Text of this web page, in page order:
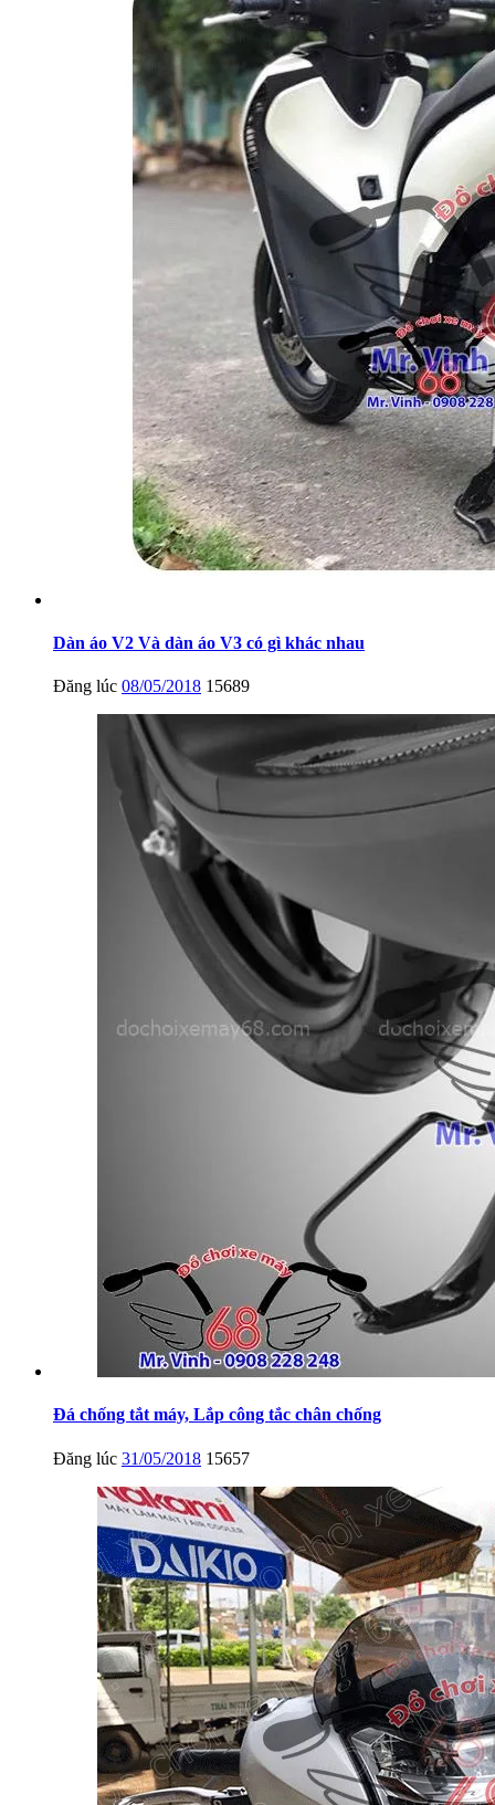
Dàn áo V2 Và dàn áo V3 có gì khác nhau
Đăng lúc 08/05/2018 15689
Đá chống tắt máy, Lắp công tắc chân chống
Đăng lúc 31/05/2018 15657